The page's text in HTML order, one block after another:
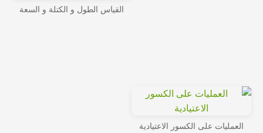
القياس الطول و الكتلة و السعة
العمليات على الكسور الاعتيادية